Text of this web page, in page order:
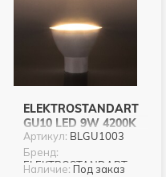
ELEKTROSTANDART
GU10 LED 9W 4200K
(BLGU1003)
Артикул: BLGU1003
Бренд:
ELEKTROSTANDART
Наличие: Под заказ